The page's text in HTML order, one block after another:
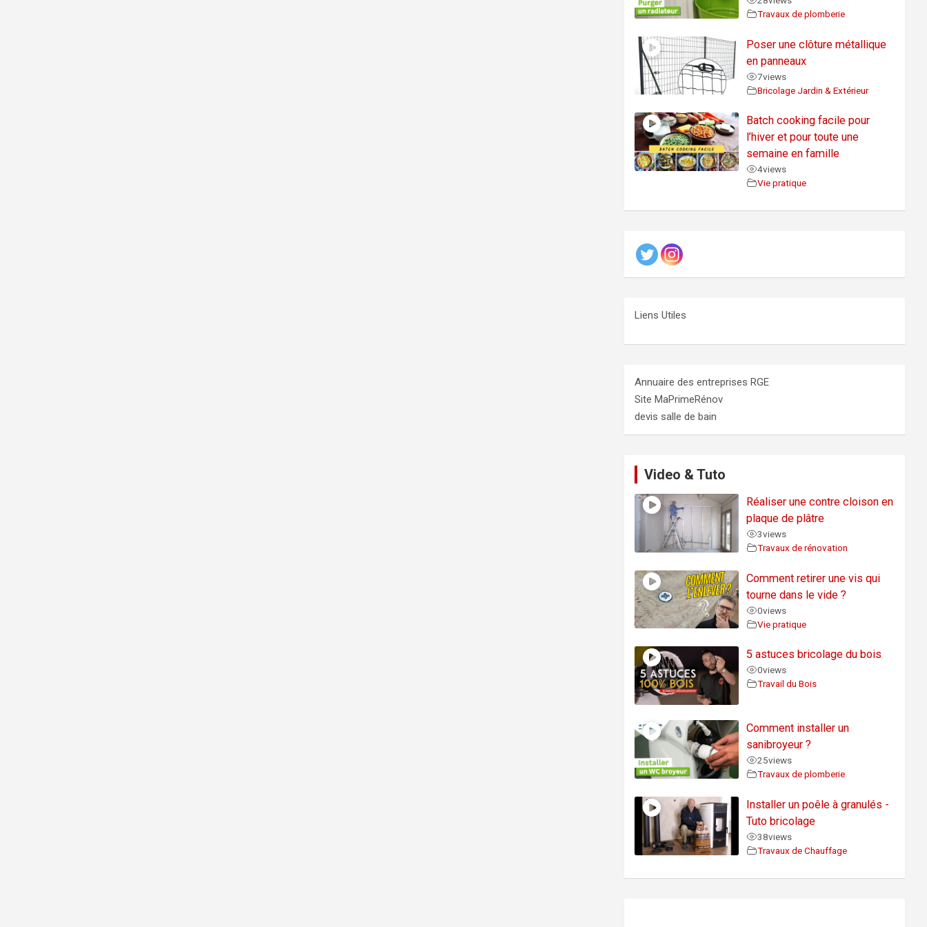
Travaux de plomberie
Poser une clôture métallique
en panneaux
7views
Bricolage Jardin & Extérieur
Batch cooking facile pour
l’hiver et pour toute une
semaine en famille
4views
Vie pratique
Liens Utiles
Annuaire des entreprises RGE
Site MaPrimeRénov
devis salle de bain
Video & Tuto
Réaliser une contre cloison en
plaque de plâtre
3views
Travaux de rénovation
Comment retirer une vis qui
tourne dans le vide ?
0views
Vie pratique
5 astuces bricolage du bois
0views
Travail du Bois
Comment installer un
sanibroyeur ?
25views
Travaux de plomberie
Installer un poêle à granulés -
Tuto bricolage
38views
Travaux de Chauffage